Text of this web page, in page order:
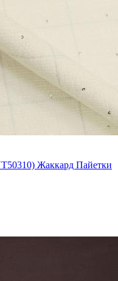
Жаккард Пайетки